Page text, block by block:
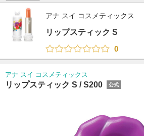
アナ スイ コスメティックス
リップスティック S
0
アナ スイ コスメティックス
リップスティック S /S200 公式